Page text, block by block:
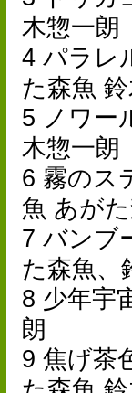
木惣一朗
4 パラレ
た森魚
5 ノワー
木惣一朗
6 霧のス
魚 あが
7 バンブ
た森魚、
8 少年宇
朗
9 焦げ茶